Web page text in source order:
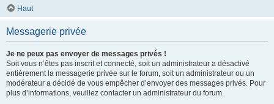
Haut
Messagerie privée
Je ne peux pas envoyer de messages privés !
Soit vous n’êtes pas inscrit et connecté, soit un administrateur a désactivé
entièrement la messagerie privée sur le forum, soit un administrateur ou un
modérateur a décidé de vous empêcher d’envoyer des messages privés. Pour
plus d’informations, veuillez contacter un administrateur du forum.